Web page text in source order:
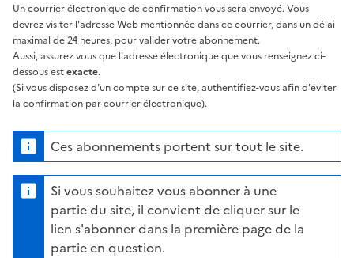
Un courrier électronique de confirmation vous sera envoyé. Vous
devrez visiter l'adresse Web mentionnée dans ce courrier, dans un délai
maximal de 24 heures, pour valider votre abonnement.
Aussi, assurez vous que l'adresse électronique que vous renseignez ci-
dessous estexacte.
(Si vous disposez d'un compte sur ce site, authentifiez-vous afin d'éviter
la confirmation par courrier électronique).
Ces abonnements portent sur tout le site.
Si vous souhaitez vous abonner à une
partie du site, il convient de cliquer sur le
lien s'abonner dans la première page de la
partie en question.